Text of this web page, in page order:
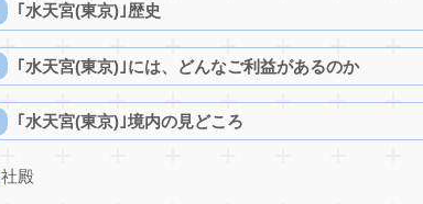
｢水天宮(東京)｣歴史
｢水天宮(東京)｣には、どんなご利益があるのか
｢水天宮(東京)｣境内の見どころ
社殿